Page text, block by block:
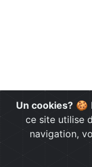
Un cookies?🍪
ce site utilise
navigation,